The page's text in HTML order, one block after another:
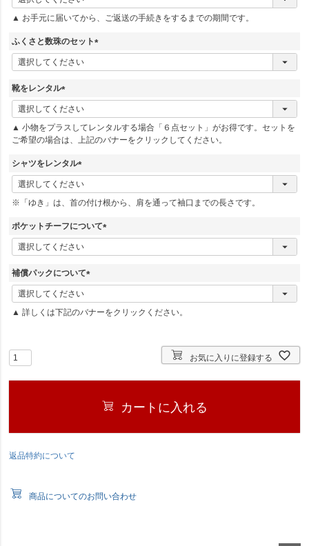
必
須
▲ お手元に届いてから、ご返送の手続きをするまでの期間です。
ふくさと数珠のセット
(
必
靴をレンタル
(
必
須
)
▲ 小物をプラスしてレンタルする場合「６点セット」がお得です。セットを
ご希望の場合は、上記のバナーをクリックしてください。
シャツをレンタル
(
必
須
※「ゆき」は、首の付け根から、肩を通って袖口までの長さです。
ポケットチーフについて
(
必
補償パックについて
(
必
須
▲ 詳しくは下記のバナーをクリックください。
お気に入りに登録する
カートに入れる
返品特約について
商品についてのお問い合わせ